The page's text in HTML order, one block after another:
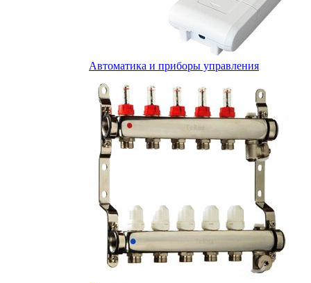
Автоматика и приборы управления